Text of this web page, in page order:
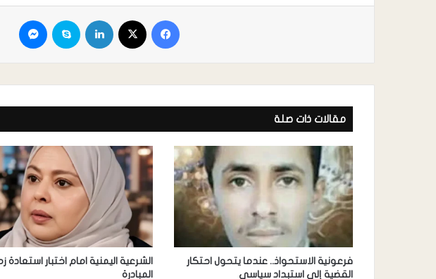
مقالات ذات صلة
فرعونية الاستحواذ.. عندما يتحول احتكار
القضية إلى استبداد سياسي
الشرعية اليمنية امام اختبار استعادة
المبادرة